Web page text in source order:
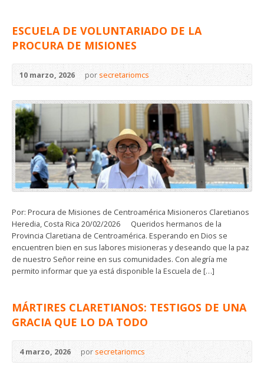
ESCUELA DE VOLUNTARIADO DE LA
PROCURA DE MISIONES
10 marzo, 2026 por secretariomcs
Por: Procura de Misiones de Centroamérica Misioneros Claretianos
Heredia, Costa Rica 20/02/2026 Queridos hermanos de la
Provincia Claretiana de Centroamérica. Esperando en Dios se
encuentren bien en sus labores misioneras y deseando que la paz
de nuestro Señor reine en sus comunidades. Con alegría me
permito informar que ya está disponible la Escuela de […]
MÁRTIRES CLARETIANOS: TESTIGOS DE UNA
GRACIA QUE LO DA TODO
4 marzo, 2026 por secretariomcs